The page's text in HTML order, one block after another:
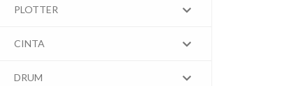
PLOTTER
CINTA
DRUM